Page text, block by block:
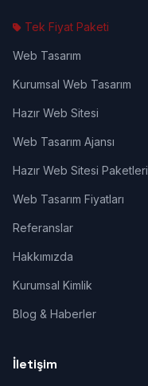
Tek Fiyat Paketi
Web Tasarım
Kurumsal Web Tasarım
Hazır Web Sitesi
Web Tasarım Ajansı
Hazır Web Sitesi Paketleri
Web Tasarım Fiyatları
Referanslar
Hakkımızda
Kurumsal Kimlik
Blog & Haberler
İletişim